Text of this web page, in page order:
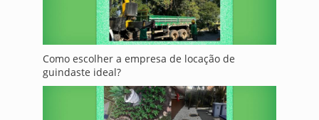
Como escolher a empresa de locação de
guindaste ideal?